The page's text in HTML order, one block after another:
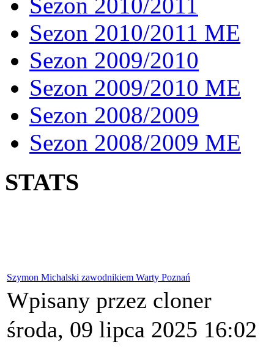
Sezon 2010/2011 ME
Sezon 2009/2010
Sezon 2009/2010 ME
Sezon 2008/2009
Sezon 2008/2009 ME
STATS
Szymon Michalski zawodnikiem Warty Poznań
Wpisany przez cloner
środa, 09 lipca 2025 16:02